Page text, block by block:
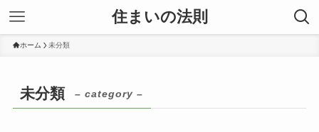
住まいの法則
ホーム 未分類
未分類 – category –